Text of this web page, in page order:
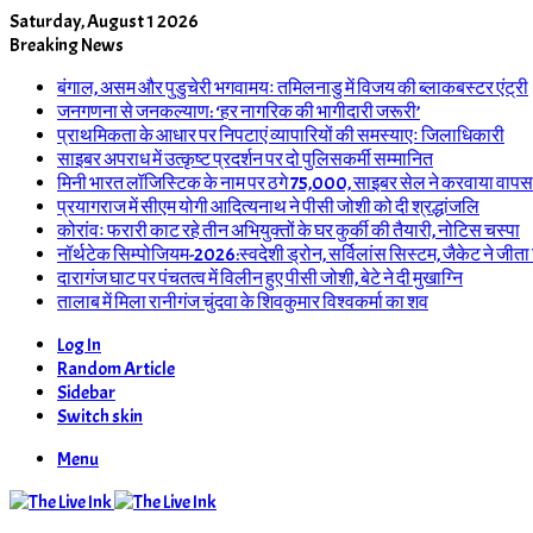
Saturday, August 1 2026
Breaking News
बंगाल, असम और पुडुचेरी भगवामयः तमिलनाडु में विजय की ब्लाकबस्टर एंट्री
जनगणना से जनकल्याण: ‘हर नागरिक की भागीदारी जरूरी’
प्राथमिकता के आधार पर निपटाएं व्यापारियों की समस्याएः जिलाधिकारी
साइबर अपराध में उत्कृष्ट प्रदर्शन पर दो पुलिसकर्मी सम्मानित
मिनी भारत लॉजिस्टिक के नाम पर ठगे 75,000, साइबर सेल ने करवाया वापस
प्रयागराज में सीएम योगी आदित्यनाथ ने पीसी जोशी को दी श्रद्धांजलि
कोरांवः फरारी काट रहे तीन अभियुक्तों के घर कुर्की की तैयारी, नोटिस चस्पा
नॉर्थटेक सिम्पोजियम-2026:स्वदेशी ड्रोन, सर्विलांस सिस्टम, जैकेट ने जीता
दारागंज घाट पर पंचतत्व में विलीन हुए पीसी जोशी, बेटे ने दी मुखाग्नि
तालाब में मिला रानीगंज चुंदवा के शिवकुमार विश्वकर्मा का शव
Log In
Random Article
Sidebar
Switch skin
Menu